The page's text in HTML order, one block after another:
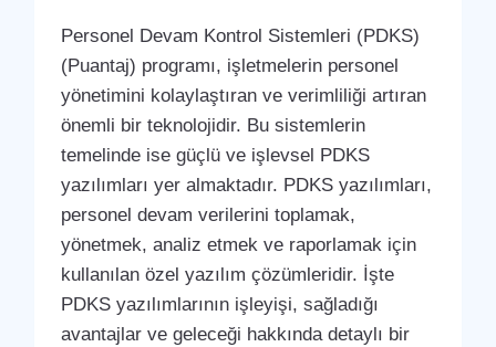
Personel Devam Kontrol Sistemleri (PDKS)
(Puantaj) programı, işletmelerin personel
yönetimini kolaylaştıran ve verimliliği artıran
önemli bir teknolojidir. Bu sistemlerin
temelinde ise güçlü ve işlevsel PDKS
yazılımları yer almaktadır. PDKS yazılımları,
personel devam verilerini toplamak,
yönetmek, analiz etmek ve raporlamak için
kullanılan özel yazılım çözümleridir. İşte
PDKS yazılımlarının işleyişi, sağladığı
avantajlar ve geleceği hakkında detaylı bir